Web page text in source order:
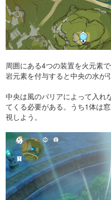
周囲にある4つの装置を火元素
岩元素を付与すると中央の水が
中央は風のバリアによって入れ
てくる必要がある。うち1体は
視しよう。